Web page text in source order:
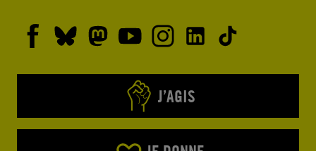
J’AGIS